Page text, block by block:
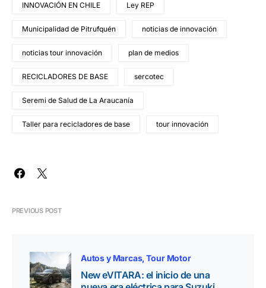
INNOVACIÓN EN CHILE Ley REP
Municipalidad de Pitrufquén noticias de innovación
noticias tour innovación plan de medios
RECICLADORES DE BASE sercotec
Seremi de Salud de La Araucanía
Taller para recicladores de base tour innovación
PREVIOUS POST
Autos y Marcas Tour Motor
New eVITARA: el inicio de una